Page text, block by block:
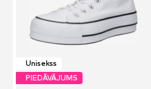
Unisekss
PIEDĀVĀJUMS